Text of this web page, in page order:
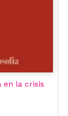
en la crisis